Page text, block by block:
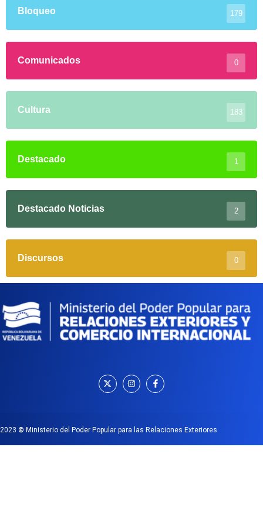
Bloqueo 179
Comunicados 0
Cultura 183
Destacado 1
Destacado Noticias 2
Discursos 0
2023 © Ministerio del Poder Popular para las Relaciones Exteriores